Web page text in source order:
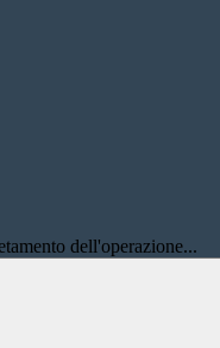
dell'operazione...